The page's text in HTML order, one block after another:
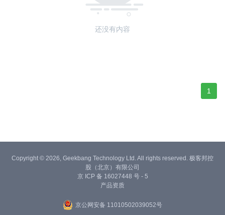
还没有内容
1
Copyright © 2026, Geekbang Technology Ltd. All rights reserved. 极客邦控
股（北京）有限公司
京 ICP 备 16027448 号 - 5
产品资质
京公网安备 11010502039052号